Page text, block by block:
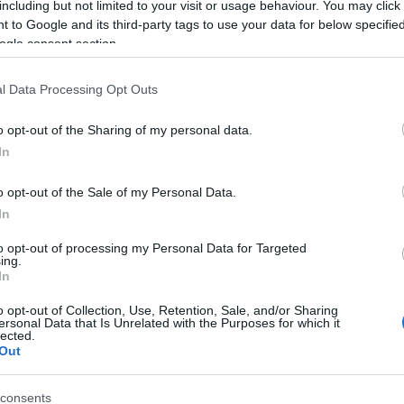
but not limited to your visit or usage behaviour. You may
to Google and its third-party tags to use your data for below
consent section.
Data Processing Opt Outs
opt-out of the Sharing of my personal data.
opt-out of the Sale of my Personal Data.
opt-out of processing my Personal Data for Targeted
opt-out of Collection, Use, Retention, Sale, and/or Sharing
Data that Is Unrelated with the Purposes for which it
ευκαιρίες μου στο πρώτο και το τρίτο σετ και
αυτοπεποίθηση και έπαιξε καλά στο τέλος
στην κατάταξη για τον Τσιτσιπά.
Μάθε για όλους τους
μέσα από το υπερπλήρες Πρόγραμμα TV του